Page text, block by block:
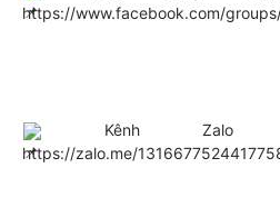
https://www.facebook.com/
https://zalo.me/